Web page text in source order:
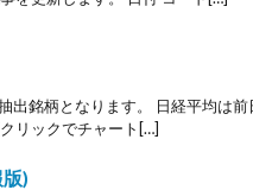
出銘柄となります。 日経平均は
リックでチャート[…]
)